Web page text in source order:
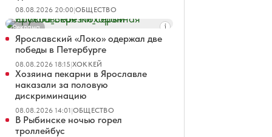
08.08.2026 20:00|ОБЩЕСТВО
Реклама
Ярославский «Локо» одержал две
победы в Петербурге
08.08.2026 18:15|ХОККЕЙ
Хозяина пекарни в Ярославле
наказали за половую
дискриминацию
08.08.2026 14:01|ОБЩЕСТВО
В Рыбинске ночью горел
троллейбус